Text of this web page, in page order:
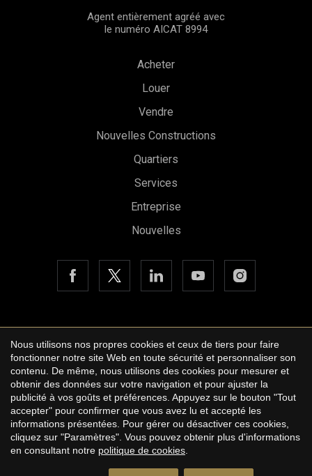
Agent entièrement agréé avec
le numéro AICAT 8994
Acheter
Louer
Vendre
Nouvelles Constructions
Quartiers
Services
Entreprise
Nouvelles
Avis légal
Politique de confidentialité
Cookie Policy
byiEstrategic
Nous utilisons nos propres cookies et ceux de tiers pour faire
fonctionner notre site Web en toute sécurité et personnaliser son
contenu. De même, nous utilisons des cookies pour mesurer et
obtenir des données sur votre navigation et pour ajuster la
publicité à vos goûts et préférences. Appuyez sur le bouton "Tout
accepter" pour confirmer que vous avez lu et accepté les
informations présentées. Pour gérer ou désactiver ces cookies,
cliquez sur "Paramètres". Vous pouvez obtenir plus d'informations
en consultant notre politique de cookies
Enregistrer les paramètres Tout accepter